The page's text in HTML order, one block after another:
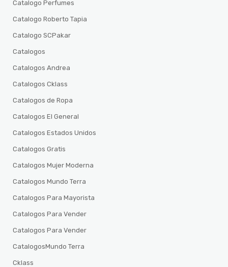
Catalogo Perfumes
Catalogo Roberto Tapia
Catalogo SCPakar
Catalogos
Catalogos Andrea
Catalogos Cklass
Catalogos de Ropa
Catalogos El General
Catalogos Estados Unidos
Catalogos Gratis
Catalogos Mujer Moderna
Catalogos Mundo Terra
Catalogos Para Mayorista
Catalogos Para Vender
Catalogos Para Vender
CatalogosMundo Terra
Cklass